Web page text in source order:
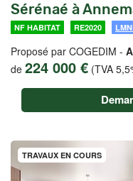
Sérénaé à
NF HABITAT RE2020
Proposé par COGEDIM -
de 224 000 € (TVA
TRAVAUX EN COURS